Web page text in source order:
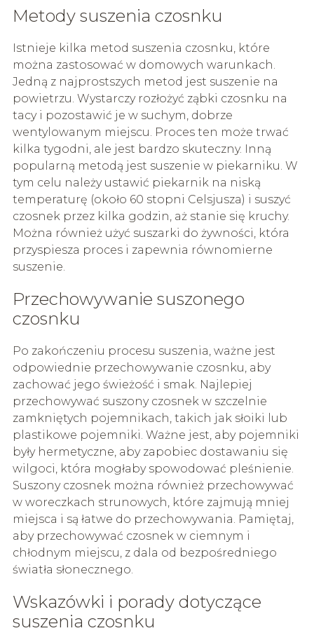
Metody suszenia czosnku
Istnieje kilka metod suszenia czosnku, które
można zastosować w domowych warunkach.
Jedną z najprostszych metod jest suszenie na
powietrzu. Wystarczy rozłożyć ząbki czosnku na
tacy i pozostawić je w suchym, dobrze
wentylowanym miejscu. Proces ten może trwać
kilka tygodni, ale jest bardzo skuteczny. Inną
popularną metodą jest suszenie w piekarniku. W
tym celu należy ustawić piekarnik na niską
temperaturę (około 60 stopni Celsjusza) i suszyć
czosnek przez kilka godzin, aż stanie się kruchy.
Można również użyć suszarki do żywności, która
przyspiesza proces i zapewnia równomierne
suszenie.
Przechowywanie suszonego
czosnku
Po zakończeniu procesu suszenia, ważne jest
odpowiednie przechowywanie czosnku, aby
zachować jego świeżość i smak. Najlepiej
przechowywać suszony czosnek w szczelnie
zamkniętych pojemnikach, takich jak słoiki lub
plastikowe pojemniki. Ważne jest, aby pojemniki
były hermetyczne, aby zapobiec dostawaniu się
wilgoci, która mogłaby spowodować pleśnienie.
Suszony czosnek można również przechowywać
w woreczkach strunowych, które zajmują mniej
miejsca i są łatwe do przechowywania. Pamiętaj,
aby przechowywać czosnek w ciemnym i
chłodnym miejscu, z dala od bezpośredniego
światła słonecznego.
Wskazówki i porady dotyczące
suszenia czosnku